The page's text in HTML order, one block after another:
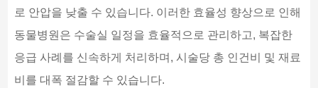
로 안압을 낮출 수 있습니다. 이러한 효율성 향상으로 인해
동물병원은 수술실 일정을 효율적으로 관리하고, 복잡한
응급 사례를 신속하게 처리하며, 시술당 총 인건비 및 재료
비를 대폭 절감할 수 있습니다.